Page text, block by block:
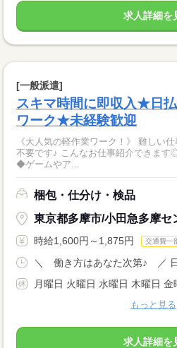
求人詳細を
[一般派遣]
スキマ時間に即収入★日
ワーク★未経験歓迎
《大人気の軽作業ワーク！》 難しい仕事な一切なし！ 知識や経験は
不要です♪ こんなお仕事紹介できます◎ ◆ハガキや郵便物の仕分け
◆ゲームやア...
梱包・仕分け・検品
東京都多摩市/小田急多摩セ
時給1,600円～1,875円 交通費一
＼ 働き方はあなた次第♪ ／ 日
月曜日 火曜日 水曜日 木曜日
もっと見る
求人詳細を